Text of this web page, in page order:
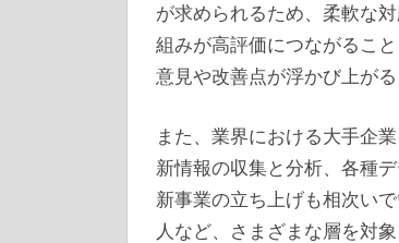
が求められるため、柔軟な
組みが高評価につながるこ
意見や改善点が浮かび上が
また、業界における大手企
新情報の収集と分析、各種
新事業の立ち上げも相次い
人など、さまざまな層を対